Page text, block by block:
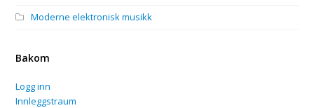
Moderne elektronisk musikk
Bakom
Logg inn
Innleggstraum